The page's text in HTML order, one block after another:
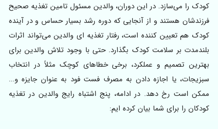
کودک را می‌سازد. در این دوران، والدین مسئول تامین تغذیه صحیح
فرزندشان هستند و از آنجایی که دوره رشد بسیار حساس و در آینده
کودک هم تعیین کننده است، رفتار تغذیه ای والدین می‌تواند اثرات
بلندمدت بر سلامت کودک بگذارد. حتی با وجود تلاش والدین برای
بهترین تصمیم و عملکرد، برخی خطاهای کوچک مثلاً در انتخاب
سبزیجات، یا اجازه دادن به مصرف فست فود به عنوان جایزه و...
ممکن است رخ دهد. در ادامه، پنج اشتباه رایج والدین در تغذیه
کودکان را برای شما بیان کرده ایم: